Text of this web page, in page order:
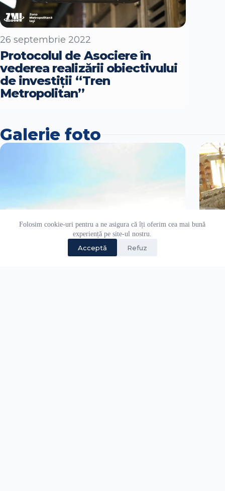
Folosim cookie-uri pentru a ne asigura că îți oferim cea mai bună
experiență pe site-ul nostru.
Acceptă Refuz
26 septembrie 2022
Protocolul de Asociere în
vederea realizării obiectivului
de investiții “Tren
Metropolitan”
Galerie foto